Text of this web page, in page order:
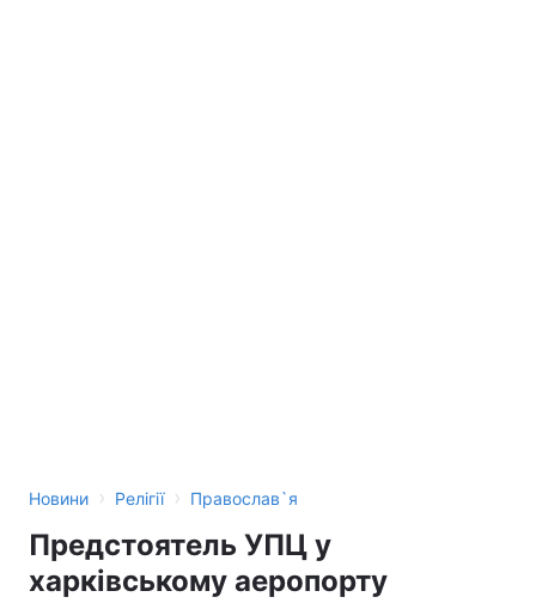
Новини › Релігії › Православ`я
Предстоятель УПЦ у
харківському аеропорту